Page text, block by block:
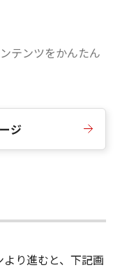
テンツをかんたん
ジ
より進むと、下記画